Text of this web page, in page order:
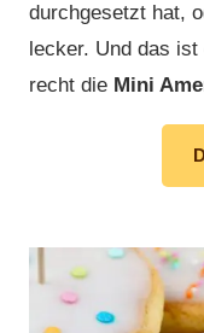
durchgesetzt hat,
lecker. Und das
recht die Mini